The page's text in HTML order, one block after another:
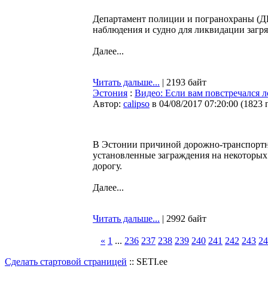
Департамент полиции и погранохраны
наблюдения и судно для ликвидации
Далее...
Читать дальше... | 2193 байт
Эстония : Видео: Если вам повстречался
Автор: calipso в 04/08/2017 07:20:00 (1823
В Эстонии причиной дорожно-
установленные заграждения на
дорогу.
Далее...
Читать дальше... | 2992 байт
« 1 ... 236 237 238 239 240 241 242 243
Сделать стартовой страницей :: SETI.ee